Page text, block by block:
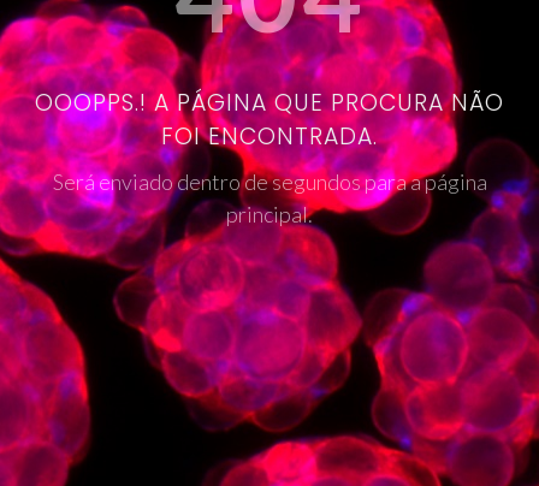
OOOPPS.! A PÁGINA QUE PROCURA NÃO
FOI ENCONTRADA.
Será enviado dentro de segundos para a página
principal.